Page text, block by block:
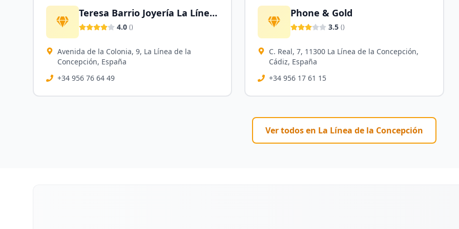
Teresa Barrio Joyería La Línea de La Concepción
4.0 ()
Avenida de la Colonia, 9, La Línea de la
Concepción, España
+34 956 76 64 49
Phone & Gold
3.5 ()
C. Real, 7, 11300 La Línea de la Concepción,
Cádiz, España
+34 956 17 61 15
Ver todos en La Línea de la Concepción